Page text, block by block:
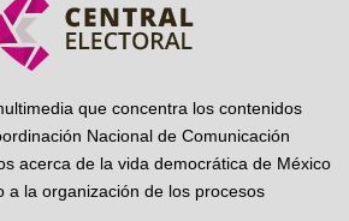
que concentra los contenidos
Nacional de Comunicación
acerca de la vida democrática de México
a la organización de los procesos